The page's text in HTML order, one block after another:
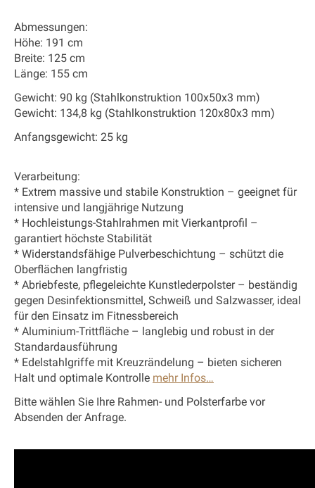
Abmessungen:
Höhe: 191 cm
Breite: 125 cm
Länge: 155 cm
Gewicht: 90 kg (Stahlkonstruktion 100x50x3 mm)
Gewicht: 134,8 kg (Stahlkonstruktion 120x80x3 mm)
Anfangsgewicht: 25 kg
Verarbeitung:
* Extrem massive und stabile Konstruktion – geeignet für
intensive und langjährige Nutzung
* Hochleistungs-Stahlrahmen mit Vierkantprofil –
garantiert höchste Stabilität
* Widerstandsfähige Pulverbeschichtung – schützt die
Oberflächen langfristig
* Abriebfeste, pflegeleichte Kunstlederpolster – beständig
gegen Desinfektionsmittel, Schweiß und Salzwasser, ideal
für den Einsatz im Fitnessbereich
* Aluminium-Trittfläche – langlebig und robust in der
Standardausführung
* Edelstahlgriffe mit Kreuzrändelung – bieten sicheren
Halt und optimale Kontrolle mehr Infos…
Bitte wählen Sie Ihre Rahmen- und Polsterfarbe vor
Absenden der Anfrage.